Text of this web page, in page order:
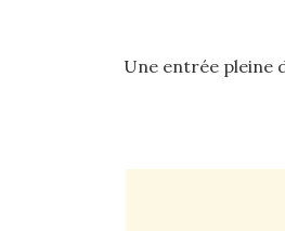
Une entrée pleine